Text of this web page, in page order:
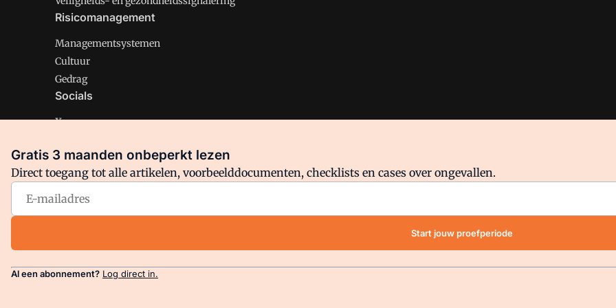
Risicomanagement
Managementsystemen
Cultuur
Gedrag
Socials
X
Facebook
Arbo is onderdeel van VMN media. Lees inons manifestwaar VMN media voor staat. Op gebruik van deze site zijn de
Gratis 3 maanden onbeperkt lezen
Direct toegang tot alle artikelen, voorbeelddocumenten, checklists en cases over ongevallen.
Start jouw proefperiode
Al een abonnement? Log direct in.